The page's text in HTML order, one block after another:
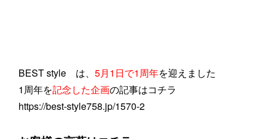
BEST style は、 5月1日で1周年を迎えました
1周年を記念した企画の記事はコチラ
https://best-style758.jp/1570-2